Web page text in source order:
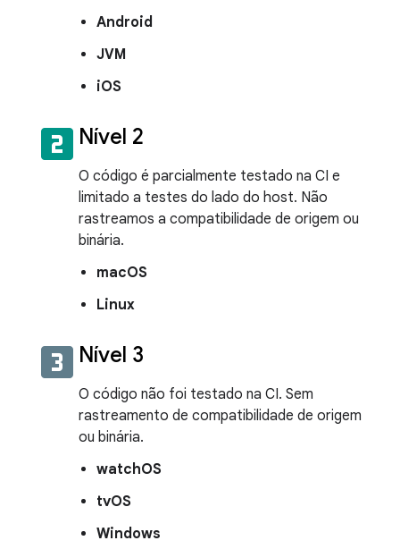
Android
JVM
iOS
looks_two Nível 2
O código é parcialmente testado na CI e
limitado a testes do lado do host. Não
rastreamos a compatibilidade de origem ou
binária.
macOS
Linux
looks_3 Nível 3
O código não foi testado na CI. Sem
rastreamento de compatibilidade de origem
ou binária.
watchOS
tvOS
Windows